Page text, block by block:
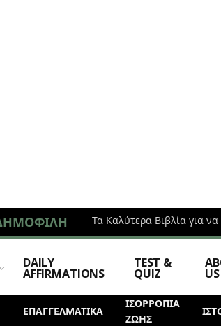
Τα Καλύτερα Βιβλία για
DAILY
AFFIRMATIONS
TEST &
QUIZ US
ΕΠΑΓΓΕΛΜΑΤΙΚΆ
ΙΣΟΡΡΟΠΙΑ
ΖΩΗΣ